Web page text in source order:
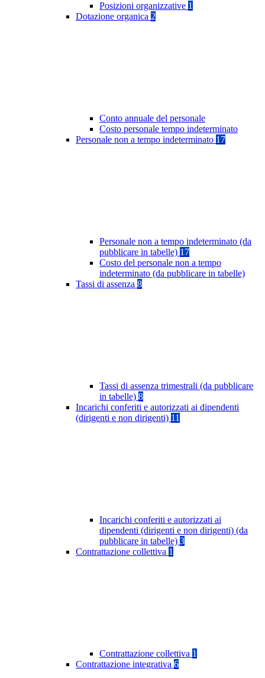
Posizioni organizzative 1
Dotazione organica 2
Conto annuale del personale
Costo personale tempo indeterminato
Personale non a tempo indeterminato 17
Personale non a tempo indeterminato (da
pubblicare in tabelle) 17
Costo del personale non a tempo
indeterminato (da pubblicare in tabelle)
Tassi di assenza 8
Tassi di assenza trimestrali (da pubblicare
in tabelle) 8
Incarichi conferiti e autorizzati ai dipendenti
(dirigenti e non dirigenti) 11
Incarichi conferiti e autorizzati ai
dipendenti (dirigenti e non dirigenti) (da
pubblicare in tabelle) 3
Contrattazione collettiva 1
Contrattazione collettiva 1
Contrattazione integrativa 6